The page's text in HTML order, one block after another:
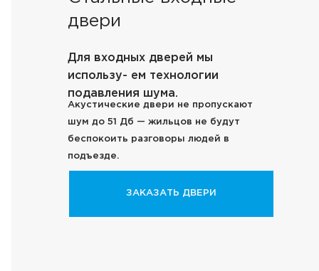
двери
Для входных дверей мы
использу- ем технологии
подавления шума.
Акустические двери не пропускают
шум до 51 Дб — жильцов не будут
беспокоить разговоры людей в
подъезде.
ЗАКАЗАТЬ ДВЕРИ